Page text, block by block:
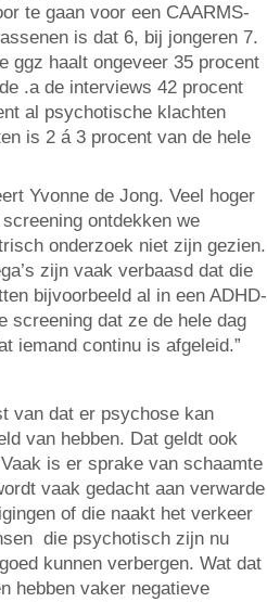
te gaan voor een CAARMS-
is dat 6, bij jongeren 7.
ggz haalt ongeveer 35 procent
.a de interviews 42 procent
al psychotische klachten
is 2 á 3 procent van de hele
Yvonne de Jong. Veel hoger
ontdekken we
onderzoek niet zijn gezien.
zijn vaak verbaasd dat die
bijvoorbeeld al in een ADHD-
screening dat ze de hele dag
iemand continu is afgeleid.”
van dat er psychose kan
van hebben. Dat geldt ook
is er sprake van schaamte
vaak gedacht aan verwarde
of die naakt het verkeer
die psychotisch zijn nu
kunnen verbergen. Wat dat
hebben vaker negatieve